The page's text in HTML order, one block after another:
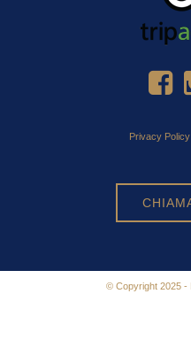
Privacy Policy
© Copyright 2025 -